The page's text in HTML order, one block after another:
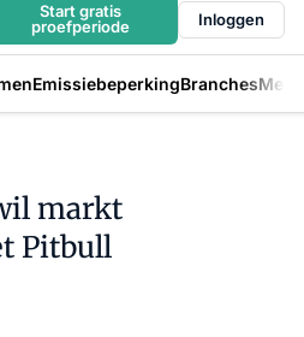
Start gratis
proefperiode
Inloggen
EmissiebeperkingBranches
markt
Pitbull